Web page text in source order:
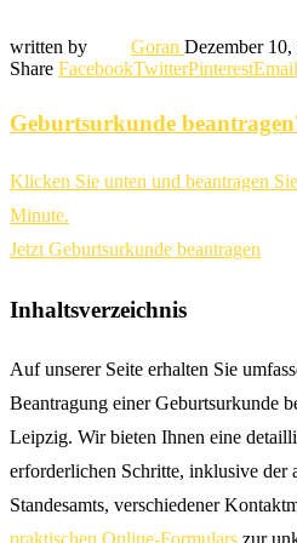
written by Goran Dezember 10,
Share FacebookTwitterPinterestEmail
Geburtsurkunde
Klicken Sie unten und beantragen
Minute.
Jetzt Geburtsurkunde beantragen
Inhaltsverzeichnis
Auf unserer Seite erhalten Sie
Beantragung einer Geburtsurkunde
Leipzig. Wir bieten Ihnen eine
erforderlichen Schritte, inklusive der
Standesamts, verschiedener
praktischen Online-Formulars zur